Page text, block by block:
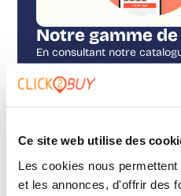
Ce site web utilise des
Les cookies nous
et les annonces, d'offrir des
Notre gamme
En consultant notre
pour choisir la forme de